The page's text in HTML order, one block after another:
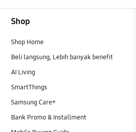
Shop
Shop Home
Beli langsung, Lebih banyak benefit
AI Living
SmartThings
Samsung Care+
Bank Promo & Installment